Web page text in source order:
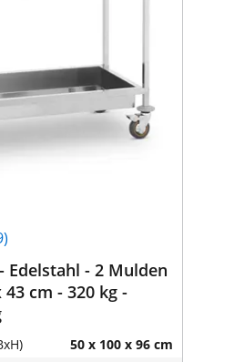
Edelstahl - 2 Mulden
cm - 320 kg -
50 x 100 x 96 cm